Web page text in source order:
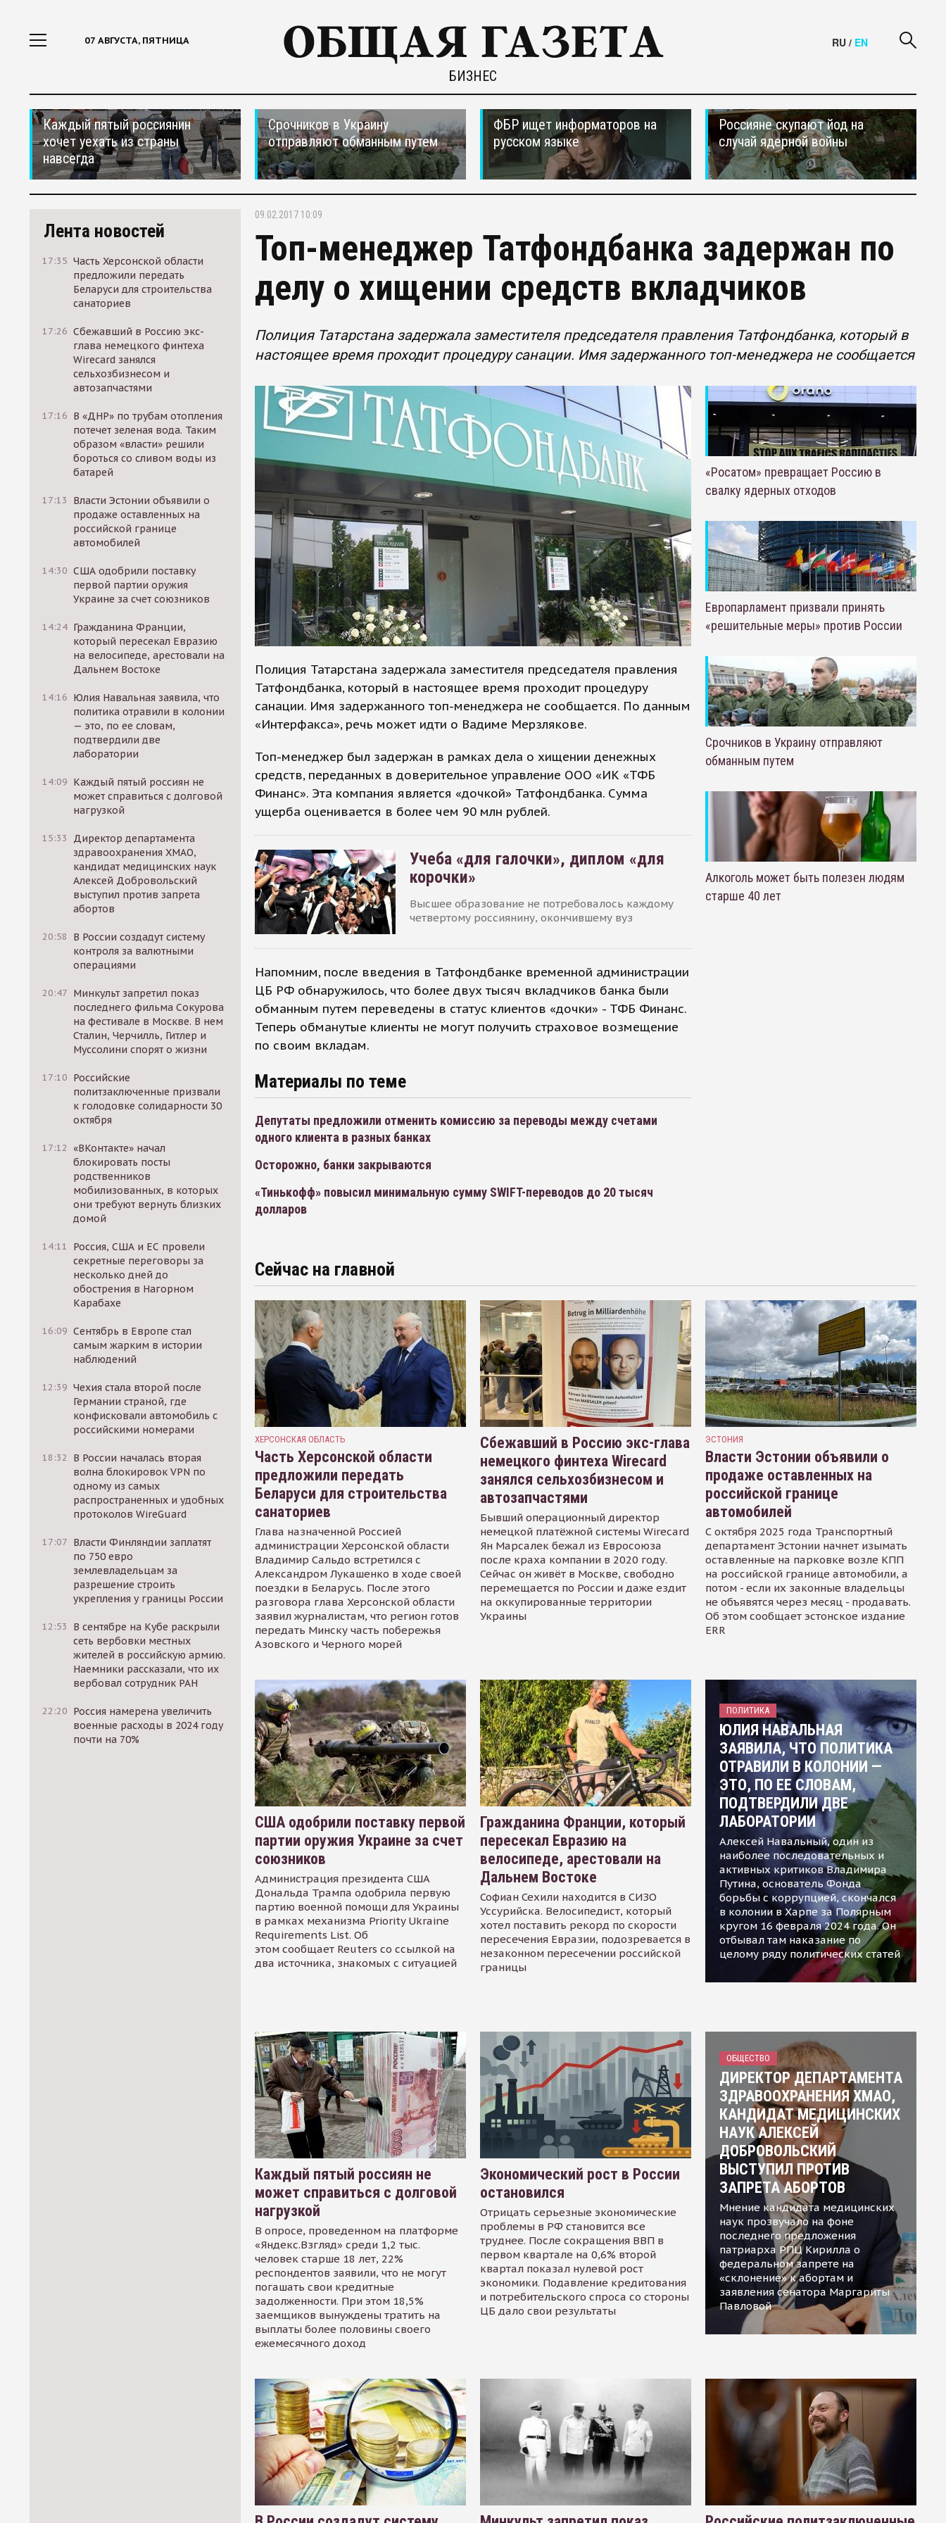
07 АВГУСТА, ПЯТНИЦА
БИЗНЕС
RU / EN
Каждый пятый россиянин
хочет уехать из страны
навсегда
Срочников в Украину
отправляют обманным путем
ФБР ищет информаторов на
русском языке
Россияне скупают йод на
случай ядерной войны
Лента новостей
17:35 Часть Херсонской области
предложили передать
Беларуси для строительства
санаториев
17:26 Сбежавший в Россию экс-
глава немецкого финтеха
Wirecard занялся
сельхозбизнесом и
автозапчастями
17:16 В «ДНР» по трубам отопления
потечет зеленая вода. Таким
образом «власти» решили
бороться со сливом воды из
батарей
17:13
Власти Эстонии объявили о
продаже оставленных на
российской границе
автомобилей
14:30 США одобрили поставку
первой партии оружия
Украине за счет союзников
14:24 Гражданина Франции,
который пересекал Евразию
на велосипеде, арестовали на
Дальнем Востоке
14:16 Юлия Навальная заявила, что
политика отравили в колонии
— это, по ее словам,
подтвердили две
лаборатории
14:09 Каждый пятый россиян не
может справиться с долговой
нагрузкой
15:33
Директор департамента
здравоохранения ХМАО,
кандидат медицинских наук
Алексей Добровольский
выступил против запрета
абортов
20:58
В России создадут систему
контроля за валютными
операциями
20:47 Минкульт запретил показ
последнего фильма Сокурова
на фестивале в Москве. В нем
Сталин, Черчилль, Гитлер и
Муссолини спорят о жизни
17:10 Российские
политзаключенные призвали
к голодовке солидарности 30
октября
17:12 «ВКонтакте» начал
блокировать посты
родственников
мобилизованных, в которых
они требуют вернуть близких
домой
14:11
Россия, США и ЕС провели
секретные переговоры за
несколько дней до
обострения в Нагорном
Карабахе
16:09 Сентябрь в Европе стал
самым жарким в истории
наблюдений
12:39 Чехия стала второй после
Германии страной, где
конфисковали автомобиль с
российскими номерами
18:32
В России началась вторая
волна блокировок VPN по
одному из самых
распространенных и удобных
протоколов WireGuard
17:07 Власти Финляндии заплатят
по 750 евро
землевладельцам за
разрешение строить
укрепления у границы России
12:53
В сентябре на Кубе раскрыли
сеть вербовки местных
жителей в российскую армию.
Наемники рассказали, что их
вербовал сотрудник РАН
22:20 Россия намерена увеличить
военные расходы в 2024 году
почти на 70%
09.02.2017 10:09
Топ-менеджер Татфондбанка задержан по
делу о хищении средств вкладчиков
Полиция Татарстана задержала заместителя председателя правления Татфондбанка, который в
настоящее время проходит процедуру санации. Имя задержанного топ-менеджера не сообщается
Полиция Татарстана задержала заместителя председателя правления
Татфондбанка, который в настоящее время проходит процедуру
санации. Имя задержанного топ-менеджера не сообщается. По данным
«Интерфакса», речь может идти о Вадиме Мерзлякове.
Топ-менеджер был задержан в рамках дела о хищении денежных
средств, переданных в доверительное управление ООО «ИК «ТФБ
Финанс». Эта компания является «дочкой» Татфондбанка. Сумма
ущерба оценивается в более чем 90 млн рублей.
Учеба «для галочки», диплом «для
корочки»
Высшее образование не потребовалось каждому
четвертому россиянину, окончившему вуз
Напомним, после введения в Татфондбанке временной администрации
ЦБ РФ обнаружилось, что более двух тысяч вкладчиков банка были
обманным путем переведены в статус клиентов «дочки» - ТФБ Финанс.
Теперь обманутые клиенты не могут получить страховое возмещение
по своим вкладам.
Материалы по теме
Депутаты предложили отменить комиссию за переводы между счетами
одного клиента в разных банках
Осторожно, банки закрываются
«Тинькофф» повысил минимальную сумму SWIFT-переводов до 20 тысяч
долларов
«Росатом» превращает Россию в
свалку ядерных отходов
Европарламент призвали принять
«решительные меры» против России
Срочников в Украину отправляют
обманным путем
Алкоголь может быть полезен людям
старше 40 лет
Сейчас на главной
ХЕРСОНСКАЯ ОБЛАСТЬ
Часть Херсонской области
предложили передать
Беларуси для строительства
санаториев
Глава назначенной Россией
администрации Херсонской области
Владимир Сальдо встретился с
Александром Лукашенко в ходе своей
поездки в Беларусь. После этого
разговора глава Херсонской области
заявил журналистам, что регион готов
передать Минску часть побережья
Азовского и Черного морей
Сбежавший в Россию экс-глава
немецкого финтеха Wirecard
занялся сельхозбизнесом и
автозапчастями
Бывший операционный директор
немецкой платёжной системы Wirecard
Ян Марсалек бежал из Евросоюза
после краха компании в 2020 году.
Сейчас он живёт в Москве, свободно
перемещается по России и даже ездит
на оккупированные территории
Украины
ЭСТОНИЯ
Власти Эстонии объявили о
продаже оставленных на
российской границе
автомобилей
С октября 2025 года Транспортный
департамент Эстонии начнет изымать
оставленные на парковке возле КПП
на российской границе автомобили, а
потом - если их законные владельцы
не объявятся через месяц - продавать.
Об этом сообщает эстонское издание
ERR
США одобрили поставку первой
партии оружия Украине за счет
союзников
Администрация президента США
Дональда Трампа одобрила первую
партию военной помощи для Украины
в рамках механизма Priority Ukraine
Requirements List. Об
этом сообщает Reuters со ссылкой на
два источника, знакомых с ситуацией
Гражданина Франции, который
пересекал Евразию на
велосипеде, арестовали на
Дальнем Востоке
Софиан Сехили находится в СИЗО
Уссурийска. Велосипедист, который
хотел поставить рекорд по скорости
пересечения Евразии, подозревается в
незаконном пересечении российской
границы
ПОЛИТИКА
ЮЛИЯ НАВАЛЬНАЯ
ЗАЯВИЛА, ЧТО ПОЛИТИКА
ОТРАВИЛИ В КОЛОНИИ —
ЭТО, ПО ЕЕ СЛОВАМ,
ПОДТВЕРДИЛИ ДВЕ
ЛАБОРАТОРИИ
Алексей Навальный, один из
наиболее последовательных и
активных критиков Владимира
Путина, основатель Фонда
борьбы с коррупцией, скончался
в колонии в Харпе за Полярным
кругом 16 февраля 2024 года. Он
отбывал там наказание по
целому ряду политических статей
Каждый пятый россиян не
может справиться с долговой
нагрузкой
В опросе, проведенном на платформе
«Яндекс.Взгляд» среди 1,2 тыс.
человек старше 18 лет, 22%
респондентов заявили, что не могут
погашать свои кредитные
задолженности. При этом 18,5%
заемщиков вынуждены тратить на
выплаты более половины своего
ежемесячного доход
Экономический рост в России
остановился
Отрицать серьезные экономические
проблемы в РФ становится все
труднее. После сокращения ВВП в
первом квартале на 0,6% второй
квартал показал нулевой рост
экономики. Подавление кредитования
и потребительского спроса со стороны
ЦБ дало свои результаты
ОБЩЕСТВО
ДИРЕКТОР ДЕПАРТАМЕНТА
ЗДРАВООХРАНЕНИЯ ХМАО,
КАНДИДАТ МЕДИЦИНСКИХ
НАУК АЛЕКСЕЙ
ДОБРОВОЛЬСКИЙ
ВЫСТУПИЛ ПРОТИВ
ЗАПРЕТА АБОРТОВ
Мнение кандидата медицинских
наук прозвучало на фоне
последнего предложения
патриарха РПЦ Кирилла о
федеральном запрете на
«склонение» к абортам и
заявления сенатора Маргариты
Павловой